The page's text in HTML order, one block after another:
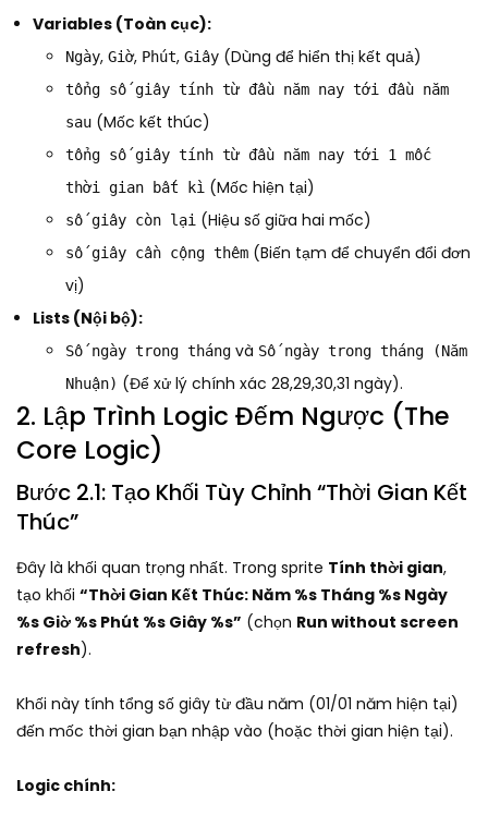
Variables (Toàn cục):
Ngày, Giờ, Phút, Giây (Dùng để hiển thị kết quả)
tổng số giây tính từ đầu năm nay tới đầu năm
sau (Mốc kết thúc)
tổng số giây tính từ đầu năm nay tới 1 mốc
thời gian bất kì (Mốc hiện tại)
số giây còn lại (Hiệu số giữa hai mốc)
số giây cần cộng thêm (Biến tạm để chuyển đổi đơn
vị)
Lists (Nội bộ):
Số ngày trong tháng và Số ngày trong tháng (Năm
Nhuận) (Để xử lý chính xác 28,29,30,31 ngày).
2. Lập Trình Logic Đếm Ngược (The
Core Logic)
Bước 2.1: Tạo Khối Tùy Chỉnh “Thời Gian Kết
Thúc”
Đây là khối quan trọng nhất. Trong sprite Tính thời gian,
tạo khối “Thời Gian Kết Thúc: Năm %s Tháng %s Ngày
%s Giờ %s Phút %s Giây %s” (chọn Run without screen
refresh).
Khối này tính tổng số giây từ đầu năm (01/01 năm hiện tại)
đến mốc thời gian bạn nhập vào (hoặc thời gian hiện tại).
Logic chính: